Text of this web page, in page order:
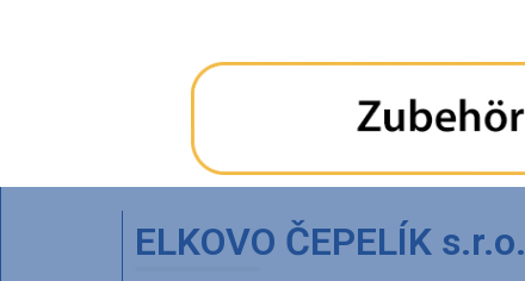
ELKOVO ČEPELÍK s.r.o.